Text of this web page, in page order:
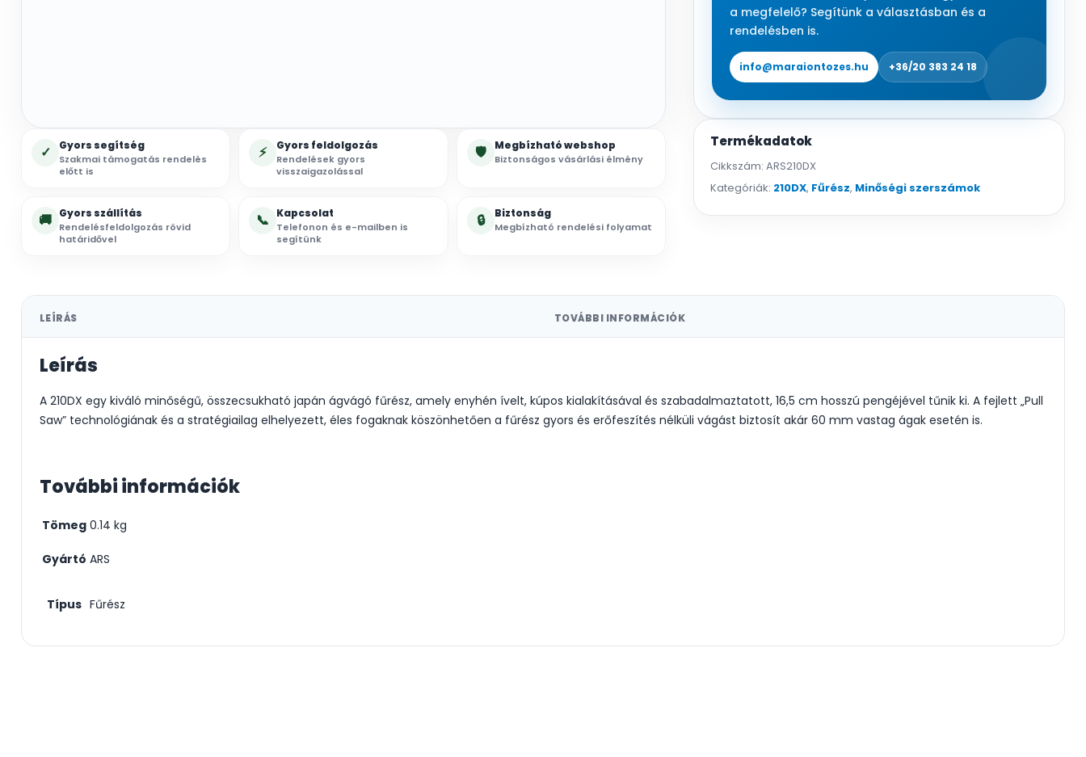
✓ Gyors segítség
Szakmai támogatás rendelés
előtt is
⚡ Gyors feldolgozás
Rendelések gyors
visszaigazolással
🛡 Megbízható webshop
Biztonságos vásárlási élmény
🚚 Gyors szállítás
Rendelésfeldolgozás rövid
határidővel
📞 Kapcsolat
Telefonon és e-mailben is
segítünk
🔒 Biztonság
Megbízható rendelési folyamat
a megfelelő? Segítünk a választásban és a
rendelésben is.
info@maraiontozes.hu +36/20 383 24 18
Termékadatok
Cikkszám: ARS210DX
Kategóriák: 210DX, Fűrész, Minőségi szerszámok
LEÍRÁS TOVÁBBI INFORMÁCIÓK
Leírás
A 210DX egy kiváló minőségű, összecsukható japán ágvágó fűrész, amely enyhén ívelt, kúpos kialakításával és szabadalmaztatott, 16,5 cm hosszú pengéjével tűnik ki. A fejlett „Pull
Saw” technológiának és a stratégiailag elhelyezett, éles fogaknak köszönhetően a fűrész gyors és erőfeszítés nélküli vágást biztosít akár 60 mm vastag ágak esetén is.
További információk
Tömeg 0.14 kg
Gyártó ARS
Típus Fűrész